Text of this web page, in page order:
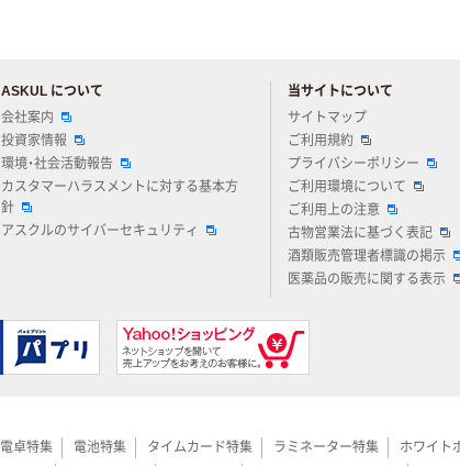
ASKUL について
会社案内
投資家情報
環境・社会活動報告
カスタマーハラスメントに対する基本方
針
アスクルのサイバーセキュリティ
当サイトについて
サイトマップ
ご利用規約
プライバシーポリシー
ご利用環境について
ご利用上の注意
古物営業法に基づく表記
酒類販売管理者標識の掲示
医薬品の販売に関する表示
電卓特集 電池特集 タイムカード特集 ラミネーター特集 ホワイト